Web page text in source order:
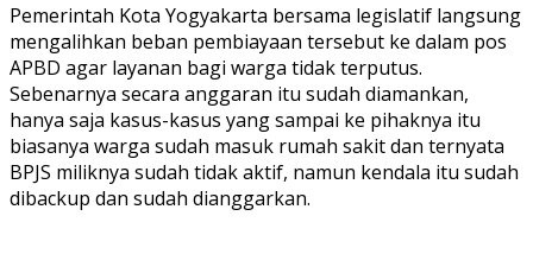
Pemerintah Kota Yogyakarta bersama legislatif langsung
mengalihkan beban pembiayaan tersebut ke dalam pos
APBD agar layanan bagi warga tidak terputus.
Sebenarnya secara anggaran itu sudah diamankan,
hanya saja kasus-kasus yang sampai ke pihaknya itu
biasanya warga sudah masuk rumah sakit dan ternyata
BPJS miliknya sudah tidak aktif, namun kendala itu sudah
dibackup dan sudah dianggarkan.